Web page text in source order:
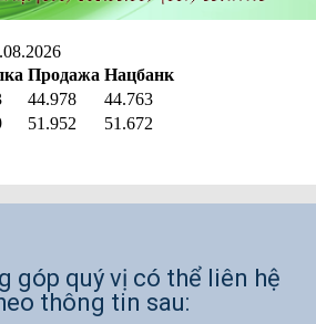
góp quý vị có thể liên hệ
thông tin sau: